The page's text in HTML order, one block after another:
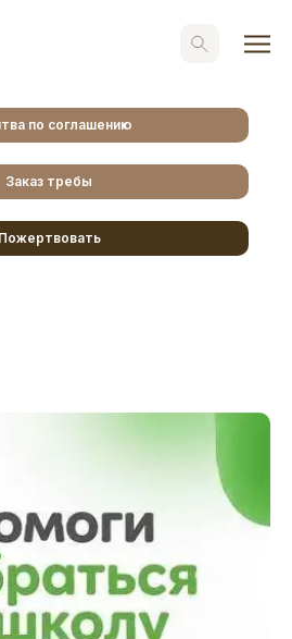
по соглашению
Заказ требы
Пожертвовать